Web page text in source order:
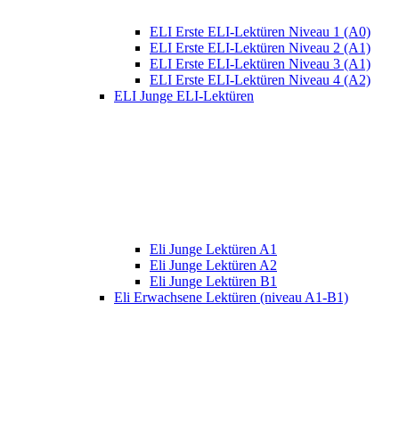
ELI Erste ELI-Lektüren Niveau 1 (A0)
ELI Erste ELI-Lektüren Niveau 2 (A1)
ELI Erste ELI-Lektüren Niveau 3 (A1)
ELI Erste ELI-Lektüren Niveau 4 (A2)
ELI Junge ELI-Lektüren
Eli Junge Lektüren A1
Eli Junge Lektüren A2
Eli Junge Lektüren B1
Eli Erwachsene Lektüren (niveau A1-B1)